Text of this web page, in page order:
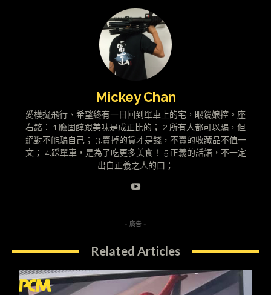
Mickey Chan
愛模擬飛行、希望終有一日回到單車上的宅，眼鏡娘控。座
右銘： 1.膽固醇跟美味是成正比的； 2.所有人都可以騙，但
絕對不能騙自己； 3.賣掉的貨才是錢，不賣的收藏品不值一
文； 4.踩單車，是為了吃更多美食！ 5.正義的話語，不一定
出自正義之人的口；
- 廣告 -
Related Articles